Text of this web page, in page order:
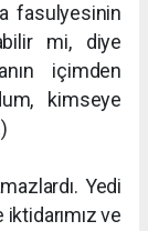
fasulyesinin
mi, diye
içimden
kimseye
Yedi
ve